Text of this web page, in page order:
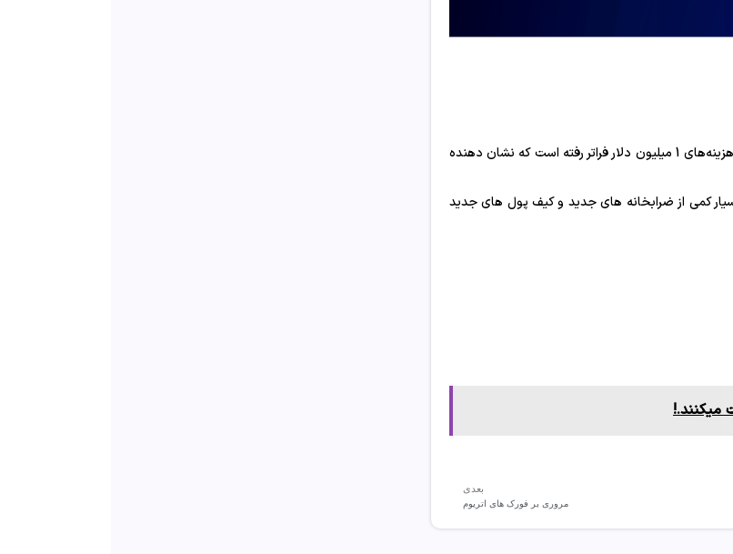
علیرغم تولید صدها هزار دلار کارمزد روزانه، Runes تنها دو بار در دوازده روز گذشته از مجموع هزینه‌های 1 میلیون دلار فراتر رفته است که نشان دهنده
بسیار کمی از ضرابخانه های جدید و کیف پول های جدید
بعدی
مروری بر فورک های اتریوم